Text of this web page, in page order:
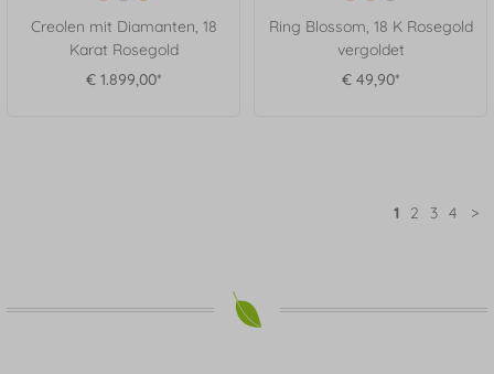
Creolen mit Diamanten, 18
Karat Rosegold
€ 1.899,00*
Ring Blossom, 18 K Rosegold
vergoldet
€ 49,90*
1 2 3 4 >